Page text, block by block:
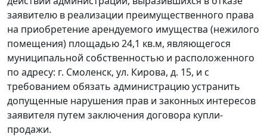
заявителю в реализации преимущественного права
на приобретение арендуемого имущества (нежилого
помещения) площадью 24,1 кв.м, являющегося
муниципальной собственностью и расположенного
по адресу: г. Смоленск, ул. Кирова, д. 15, и с
требованием обязать администрацию устранить
допущенные нарушения прав и законных интересов
заявителя путем заключения договора купли-
продажи.